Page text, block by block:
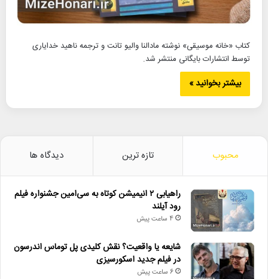
کتاب «خانه موسیقی» نوشته مادالنا والیو تانت و ترجمه ناهید خدایاری
توسط انتشارات بایگانی منتشر شد.
بیشتر بخوانید »
محبوب تازه ترین دیدگاه ها
راهیابی ۲ انیمیشن کوتاه به سی‌امین جشنواره فیلم
رود آیلند
4 ساعت پیش
شایعه یا واقعیت؟ نقش کلیدی پل توماس اندرسون
در فیلم جدید اسکورسیزی
6 ساعت پیش